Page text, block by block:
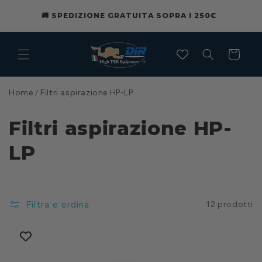
direttamente🚚 SPEDIZIONE GRATUITA SOPRA I 250€
Carrello
Home / Filtri aspirazione HP-LP
Filtri aspirazione HP-
LP
Filtra e ordina 12 prodotti